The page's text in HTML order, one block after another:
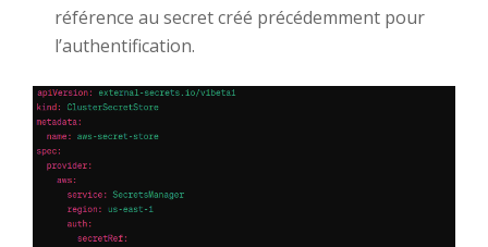
référence au secret créé précédemment pour
l’authentification.